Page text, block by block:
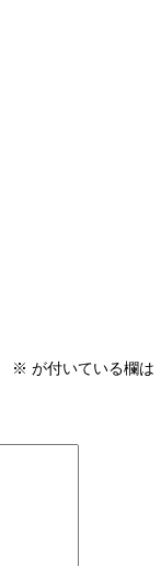
※ が付いている欄は